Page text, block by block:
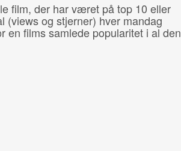
film, der har været på top 10 eller
(views og stjerner) hver mandag
en films samlede popularitet i al den